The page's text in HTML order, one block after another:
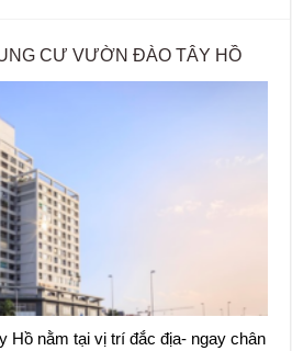
CƯ VƯỜN ĐÀO TÂY HỒ
nằm tại vị trí đắc địa- ngay chân